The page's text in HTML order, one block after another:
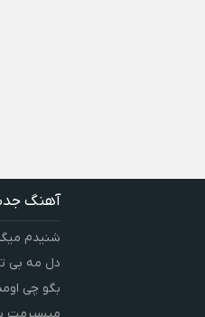
آهنگ
شنیدم
دل مه بی
بگو چی